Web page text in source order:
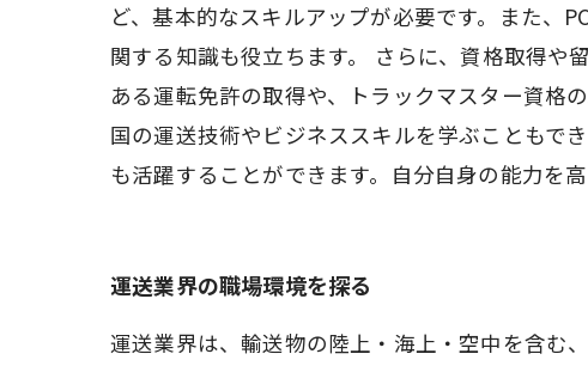
ど、基本的なスキルアップが必要です。また、
関する知識も役立ちます。 さらに、資格取得や
ある運転免許の取得や、トラックマスター資格
国の運送技術やビジネススキルを学ぶこともで
も活躍することができます。自分自身の能力を
運送業界の職場環境を探る
運送業界は、輸送物の陸上・海上・空中を含む